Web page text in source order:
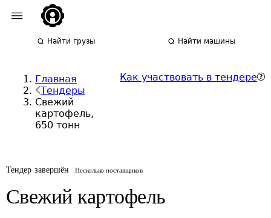
Найти грузы Найти машины
Главная
Тендеры
Свежий
картофель,
650 тонн
Как участвовать в тендере
Тендер завершён Несколько поставщиков
Свежий картофель